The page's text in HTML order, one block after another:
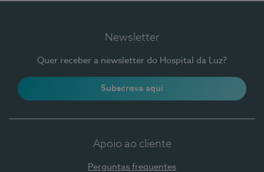
Newsletter
Quer receber a newsletter do Hospital da Luz?
Subscreva aqui
Apoio ao cliente
Perguntas frequentes